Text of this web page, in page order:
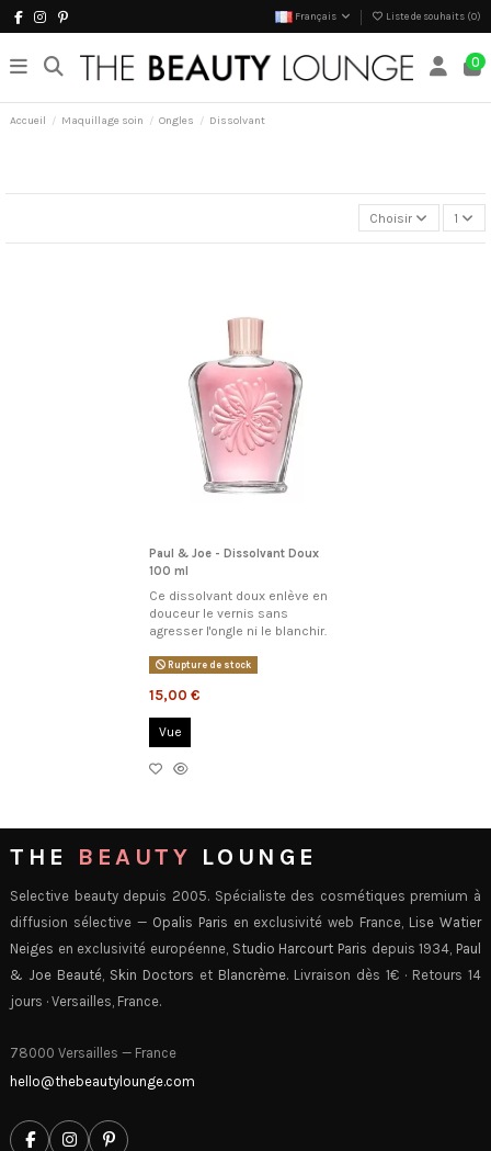
Français Liste de souhaits (0)
0
Accueil Maquillage soin Ongles Dissolvant
Choisir 1
Paul & Joe - Dissolvant Doux
100 ml
Ce dissolvant doux enlève en
douceur le vernis sans
agresser l'ongle ni le blanchir.
Rupture de stock
15,00 €
Vue
THE BEAUTY LOUNGE
Selective beauty depuis 2005. Spécialiste des cosmétiques premium à
diffusion sélective — Opalis Paris en exclusivité web France, Lise Watier
Neiges en exclusivité européenne, Studio Harcourt Paris depuis 1934, Paul
& Joe Beauté Skin Doctors et Blancrème. Livraison dès 1€ · Retours 14
jours · Versailles, France.
78000 Versailles — France
hello@thebeautylounge.com